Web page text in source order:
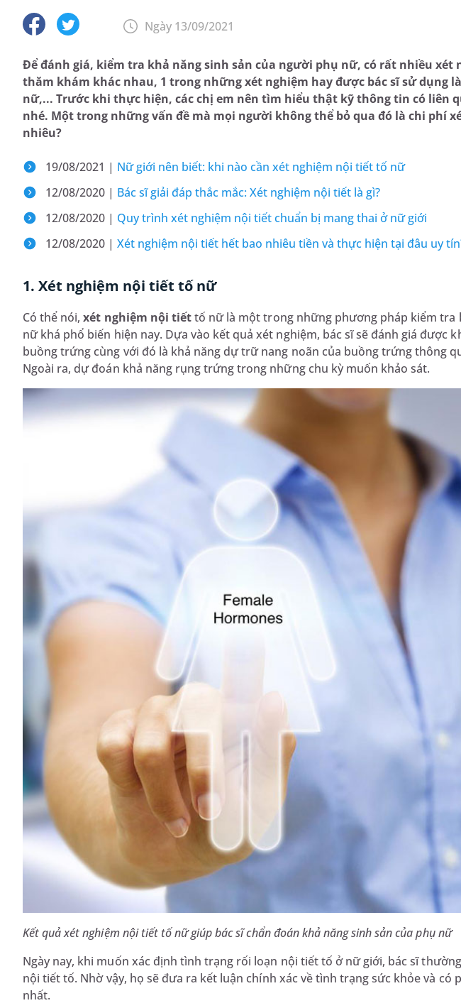
Ngày 13/09/2021
Để đánh giá, kiểm tra khả năng sinh sản của người phụ nữ, có rất nhiều xét
thăm khám khác nhau, 1 trong những xét nghiệm hay được bác sĩ sử dụng
nữ,... Trước khi thực hiện, các chị em nên tìm hiểu thật kỹ thông tin có liên
nhé. Một trong những vấn đề mà mọi người không thể bỏ qua đó là chi phí
nhiêu?
19/08/2021 | Nữ giới nên biết: khi nào cần xét nghiệm nội tiết tố nữ
12/08/2020 | Bác sĩ giải đáp thắc mắc: Xét nghiệm nội tiết là gì?
12/08/2020 | Quy trình xét nghiệm nội tiết chuẩn bị mang thai ở nữ giới
12/08/2020 | Xét nghiệm nội tiết hết bao nhiêu tiền và thực hiện tại đâu uy
1. Xét nghiệm nội tiết tố nữ
Có thể nói,xét nghiệm nội tiếttố nữ là một trong những phương pháp kiểm tra
nữ khá phổ biến hiện nay. Dựa vào kết quả xét nghiệm, bác sĩ sẽ đánh giá được
buồng trứng cùng với đó là khả năng dự trữ nang noãn của buồng trứng thông
Ngoài ra, dự đoán khả năng rụng trứng trong những chu kỳ muốn khảo sát.
Kết quả xét nghiệm nội tiết tố nữ giúp bác sĩ chẩn đoán khả năng sinh sản của phụ nữ
Ngày nay, khi muốn xác định tình trạng rối loạn nội tiết tố ở nữ giới, bác sĩ
nội tiết tố. Nhờ vậy, họ sẽ đưa ra kết luận chính xác về tình trạng sức khỏe và có
nhất.